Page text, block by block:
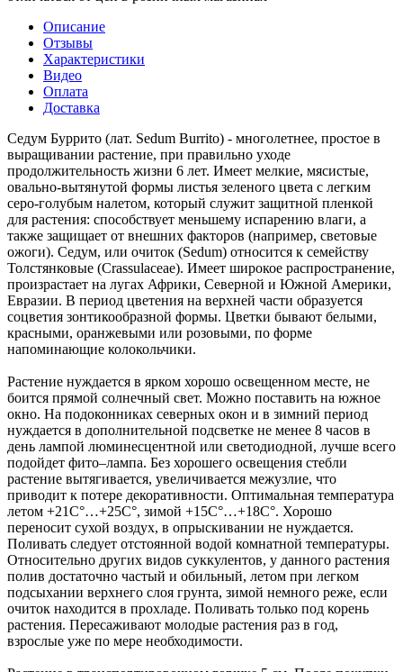
Описание
Отзывы
Характеристики
Видео
Оплата
Доставка
Седум Буррито (лат. Sedum Burrito) - многолетнее, простое в
выращивании растение, при правильно уходе
продолжительность жизни 6 лет. Имеет мелкие, мясистые,
овально-вытянутой формы листья зеленого цвета с легким
серо-голубым налетом, который служит защитной пленкой
для растения: способствует меньшему испарению влаги, а
также защищает от внешних факторов (например, световые
ожоги). Седум, или очиток (Sedum) относится к семейству
Толстянковые (Crassulaceae). Имеет широкое распространение,
произрастает на лугах Африки, Северной и Южной Америки,
Евразии. В период цветения на верхней части образуется
соцветия зонтикообразной формы. Цветки бывают белыми,
красными, оранжевыми или розовыми, по форме
напоминающие колокольчики.
Растение нуждается в ярком хорошо освещенном месте, не
боится прямой солнечный свет. Можно поставить на южное
окно. На подоконниках северных окон и в зимний период
нуждается в дополнительной подсветке не менее 8 часов в
день лампой люминесцентной или светодиодной, лучше всего
подойдет фито–лампа. Без хорошего освещения стебли
растение вытягивается, увеличивается межузлие, что
приводит к потере декоративности. Оптимальная температура
летом +21С°…+25С°, зимой +15С°…+18С°. Хорошо
переносит сухой воздух, в опрыскивании не нуждается.
Поливать следует отстоянной водой комнатной температуры.
Относительно других видов суккулентов, у данного растения
полив достаточно частый и обильный, летом при легком
подсыхании верхнего слоя грунта, зимой немного реже, если
очиток находится в прохладе. Поливать только под корень
растения. Пересаживают молодые растения раз в год,
взрослые уже по мере необходимости.